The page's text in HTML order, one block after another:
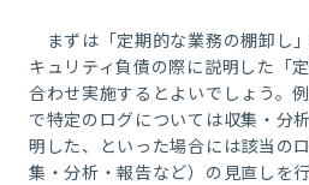
まずは「定期的な業務の棚卸し
キュリティ負債の際に説明した「
合わせ実施するとよいでしょう。
で特定のログについては収集・分
明した、といった場合には該当の
集・分析・報告など）の見直しを行